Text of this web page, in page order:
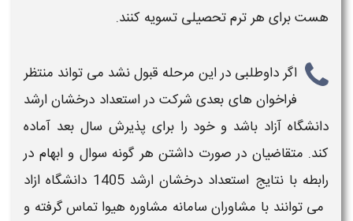
هست برای هر ترم تحصیلی تسویه کنند.
اگر داوطلبی در این مرحله قبول نشد می تواند منتظر
فراخوان های بعدی شرکت دراستعداد درخشان ارشد
دانشگاه آزاد باشد و خود را برای پذیرش سال بعد آماده
کند. متقاضیان در صورت داشتن هر گونه سوال و ابهام در
رابطه بانتایج استعداد درخشان ارشد 1405 دانشگاه ازاد
می توانند با مشاوران سامانه مشاوره هیواتماس گرفته و